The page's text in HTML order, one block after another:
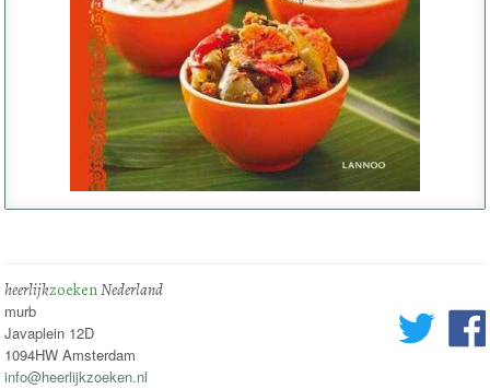
heerlijkzoekenNederland
murb
Javaplein 12D
1094HW Amsterdam
info@heerlijkzoeken.nl